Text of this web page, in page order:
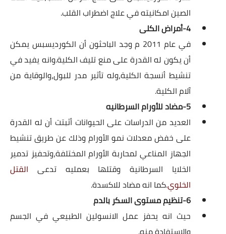
الصين امكانيته في علاج اضطراب القلب.
4-أمراض الكلى
في عام 2011 م وجد الباحثون أن الكورديسبس يمكن
أن يكون له القدرة على منع تليف الكلية.وانه يفيد في
تنشيط أنسجة الكلية،وله تأثير مدر للبول،والوقاية من
آلام الكلية.
5-مضاد للأورام السرطانيه
العديد من الدراسات على الحيوانات أثبتت أن له القدرة
على خفض معدلات نمو الأورام وذلك عن طريق تنشيط
الجهاز المناعي لمحاربة الأورام المختلفة،وتحفيز تدمير
الخلايا السرطانية وقتلها بعمليه تدعى القتل
الخلوي.كما انه مضاد للاكسدة.
6-تنظيم مستوى السكر بالدم
حيث انه يحفز عمل الانسولين الطبيعي في الجسم